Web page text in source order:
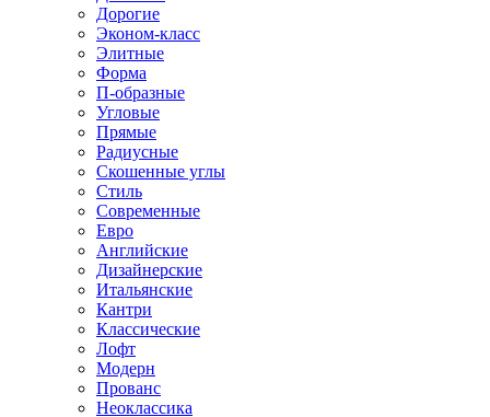
Дорогие
Эконом-класс
Элитные
Форма
П-образные
Угловые
Прямые
Радиусные
Скошенные углы
Стиль
Современные
Евро
Английские
Дизайнерские
Итальянские
Кантри
Классические
Лофт
Модерн
Прованс
Неоклассика